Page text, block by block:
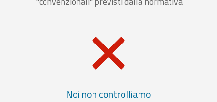
Noi non controlliamo